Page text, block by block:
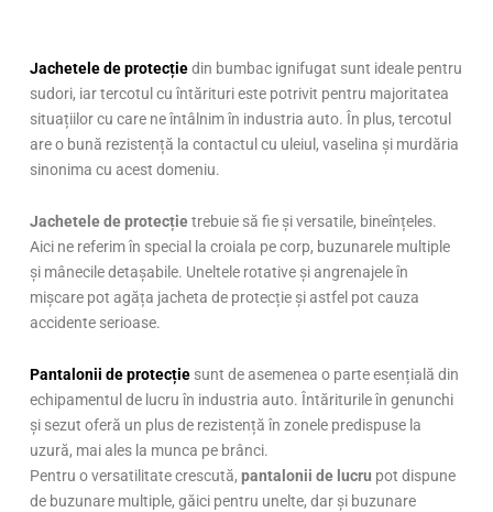
Jachetele de protecțiedin bumbac ignifugat sunt ideale pentru
sudori, iar tercotul cu întărituri este potrivit pentru majoritatea
situațiilor cu care ne întâlnim în industria auto. În plus, tercotul
are o bună rezistență la contactul cu uleiul, vaselina și murdăria
sinonima cu acest domeniu.
Jachetele de protecțietrebuie să fie și versatile, bineînțeles.
Aici ne referim în special la croiala pe corp, buzunarele multiple
și mânecile detașabile. Uneltele rotative și angrenajele în
mișcare pot agăța jacheta de protecție și astfel pot cauza
accidente serioase.
Pantalonii de protecție sunt de asemenea o parte esențială din
echipamentul de lucru în industria auto. Întăriturile în genunchi
și sezut oferă un plus de rezistență în zonele predispuse la
uzură, mai ales la munca pe brânci.
Pentru o versatilitate crescută,pantalonii de lucru pot dispune
de buzunare multiple, găici pentru unelte, dar și buzunare